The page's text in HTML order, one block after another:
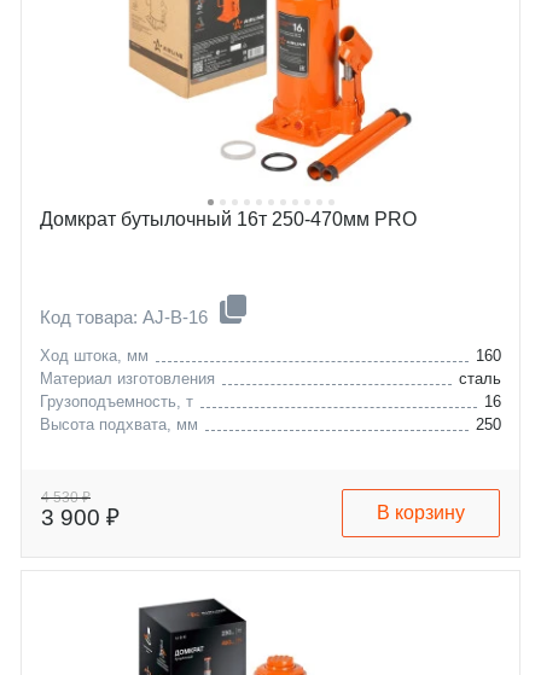
Домкрат бутылочный 16т 250-470мм PRO
Код товара: AJ-B-16
Ход штока, мм
160
Материал изготовления
сталь
Грузоподъемность, т
16
Высота подхвата, мм
250
4 530 ₽
3 900 ₽ В корзину